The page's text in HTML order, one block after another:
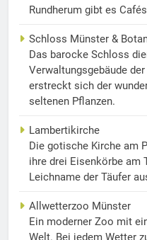
Rundherum gibt es
Schloss Münster &
Das barocke Schloss
Verwaltungsgebäude
erstreckt sich der
seltenen Pflanzen.
Lambertikirche
Die gotische Kirche am
ihre drei Eisenkörbe am
Leichname der Täufer
Allwetterzoo Münster
Ein moderner Zoo mit
Welt. Bei jedem Wetter